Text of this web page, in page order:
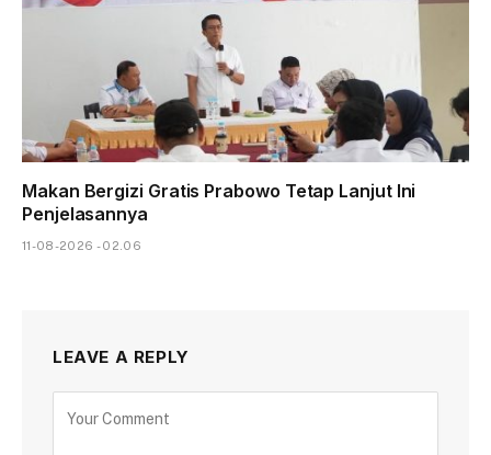
Makan Bergizi Gratis Prabowo Tetap Lanjut Ini
Penjelasannya
11-08-2026 - 02.06
LEAVE A REPLY